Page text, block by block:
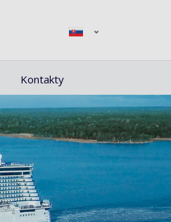
Kontakty